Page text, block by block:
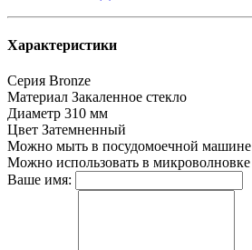
Характеристики
Серия Bronze
Материал Закаленное стекло
Диаметр 310 мм
Цвет Затемненный
Можно мыть в посудомоечной машине
Можно использовать в микроволновке
Ваше имя: